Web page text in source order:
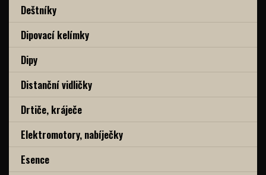
Deštníky
Dipovací kelímky
Dipy
Distanční vidličky
Drtiče, kráječe
Elektromotory, nabíječky
Esence